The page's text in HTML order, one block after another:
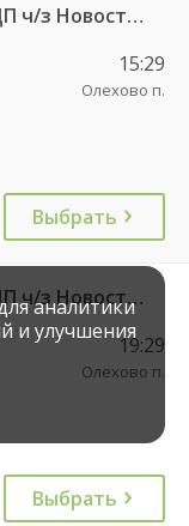
565А Черняховск АС — Озерск КДП ч/з Новостроево п.
15:29
Олехово п.
Выбрать
565А Черняховск АС — Озерск КДП ч/з Новостроево п.
19:29
Олехово п.
Выбрать
аналитики
и улучшения